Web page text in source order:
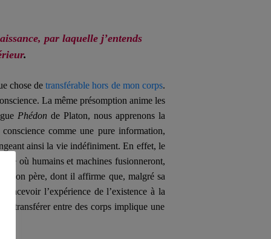
par laquelle j’entends
.
chose detransférable hors de mon corps.
La même présomption anime les
Phédon de Platon, nous apprenons la
comme une pure information,
ainsi la vie indéfiniment. En effet, le
où humains et machines fusionneront,
son père, dont il affirme que, malgré sa
l’expérience de l’existenceà la
transférer entre des corps implique une